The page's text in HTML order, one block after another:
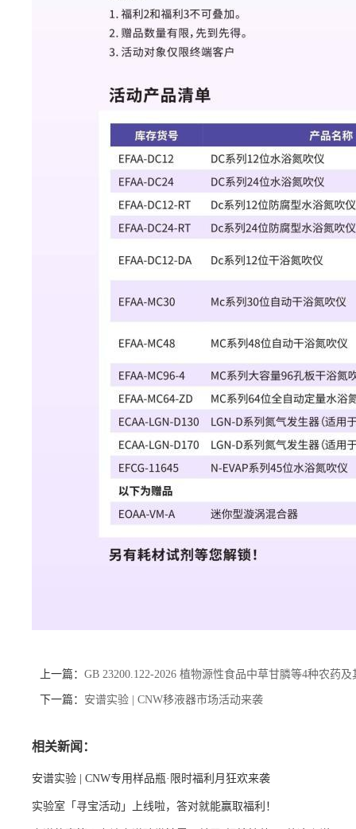
上一篇： GB 23200.122-2026 植物源性食品中草甘膦等4种农药
下一篇： 安谱实验 | CNW移液器市场活动来袭
相关新闻：
安谱实验 | CNW专用样品瓶·限时福利月狂欢来袭
实验室「寻宝活动」上线啦，答对就能赢取福利！